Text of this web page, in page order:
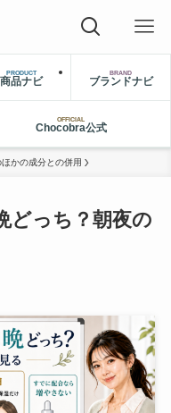
PRODUCT
商品ナビ
BRAND
ブランドナビ
OFFICIAL
Chocobra公式
ほかの成分との併用
どっち？朝夜の